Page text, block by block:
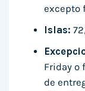
excepto
Islas:
Friday o
de